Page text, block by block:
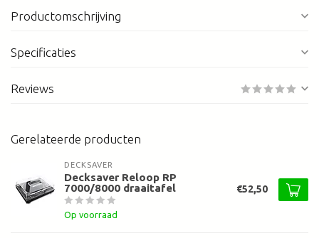
Productomschrijving
Specificaties
Reviews
Gerelateerde producten
DECKSAVER
Decksaver Reloop RP
7000/8000 draaitafel
Op voorraad
€52,50